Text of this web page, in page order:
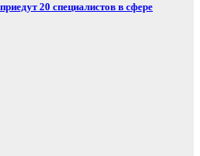
20 специалистов в сфере